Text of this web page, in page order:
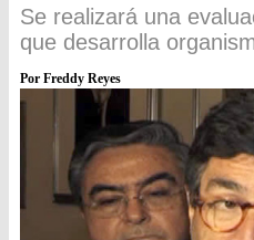
Se realizará una
que desarrolla
Por Freddy Reyes